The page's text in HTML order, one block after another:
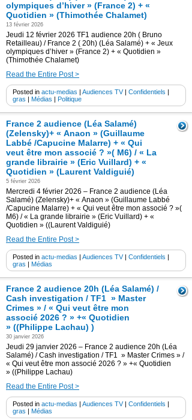
olympiques d’hiver » (France 2) + «
Quotidien » (Thimothée Chalamet)
13 février 2026
Jeudi 12 février 2026 TF1 audience 20h ( Bruno
Retailleau) / France 2 ( 20h) (Léa Salamé) + « Jeux
olympiques d’hiver » (France 2) + « Quotidien »
(Thimothée Chalamet)
Read the Entire Post >
Posted in actu-medias | Audiences TV| Confidentiels |
gras | Médias | Politique
France 2 audience (Léa Salamé)
(Zelensky)+ « Anaon » (Guillaume
Labbé /Capucine Malarre) + « Qui
veut être mon associé ? »( M6) / « La
grande librairie » (Eric Vuillard) + «
Quotidien » (Laurent Valdiguié)
5 février 2026
Mercredi 4 février 2026 – France 2 audience (Léa
Salamé) (Zelensky)+ « Anaon » (Guillaume Labbé
/Capucine Malarre) + « Qui veut être mon associé ? »(
M6) / « La grande librairie » (Eric Vuillard) + «
Quotidien » ((Laurent Valdiguié)
Read the Entire Post >
Posted in actu-medias | Audiences TV| Confidentiels |
gras | Médias
France 2 audience 20h (Léa Salamé) /
Cash investigation / TF1 » Master
Crimes » / « Qui veut être mon
associé 2026 ? » +« Quotidien
» ((Philippe Lachau) )
30 janvier 2026
Jeudi 29 janvier 2026 – France 2 audience 20h (Léa
Salamé) / Cash investigation / TF1 » Master Crimes » /
« Qui veut être mon associé 2026 ? » +« Quotidien
» ((Philippe Lachau)
Read the Entire Post >
Posted in actu-medias | Audiences TV| Confidentiels |
gras | Médias